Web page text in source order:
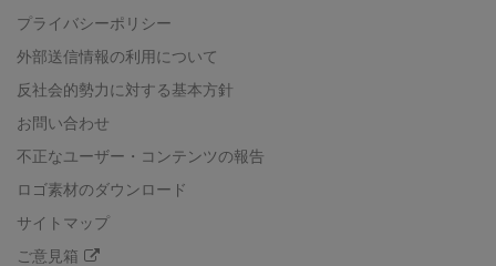
プライバシーポリシー
外部送信情報の利用について
反社会的勢力に対する基本方針
お問い合わせ
不正なユーザー・コンテンツの報告
ロゴ素材のダウンロード
サイトマップ
ご意見箱